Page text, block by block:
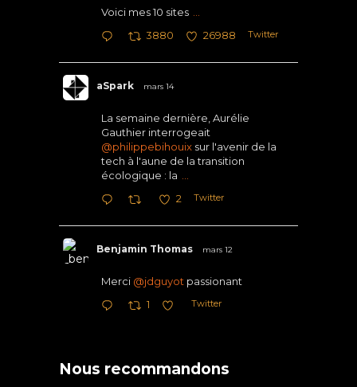
Voici mes 10 sites
3880 26988 Twitter
aSpark mars 14
La semaine dernière, Aurélie
Gauthier interrogeait
@philippebihouix sur l'avenir de la
tech à l'aune de la transition
écologique : la
2 Twitter
Benjamin Thomas mars 12
Merci @jdguyot passionant
1 Twitter
Nous recommandons